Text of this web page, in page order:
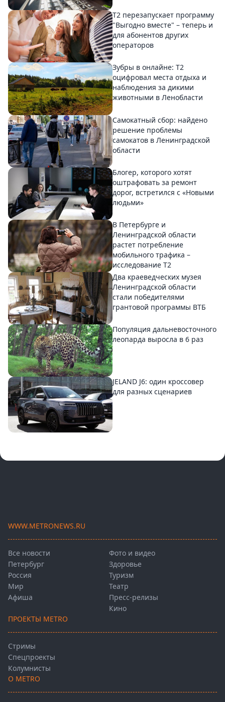
Т2 перезапускает программу
"Выгодно вместе" – теперь и
для абонентов других
операторов
Зубры в онлайне: Т2
оцифровал места отдыха и
наблюдения за дикими
животными в Ленобласти
Самокатный сбор: найдено
решение проблемы
самокатов в Ленинградской
области
Блогер, которого хотят
оштрафовать за ремонт
дорог, встретился с «Новыми
людьми»
В Петербурге и
Ленинградской области
растет потребление
мобильного трафика –
исследование T2
Два краеведческих музея
Ленинградской области
стали победителями
грантовой программы ВТБ
Популяция дальневосточного
леопарда выросла в 6 раз
JELAND J6: один кроссовер
для разных сценариев
WWW.METRONEWS.RU
Все новости
Петербург
Россия
Мир
Афиша
Фото и видео
Здоровье
Туризм
Театр
Пресс-релизы
Кино
ПРОЕКТЫ METRO
Стримы
Спецпроекты
Колумнисты
О METRO